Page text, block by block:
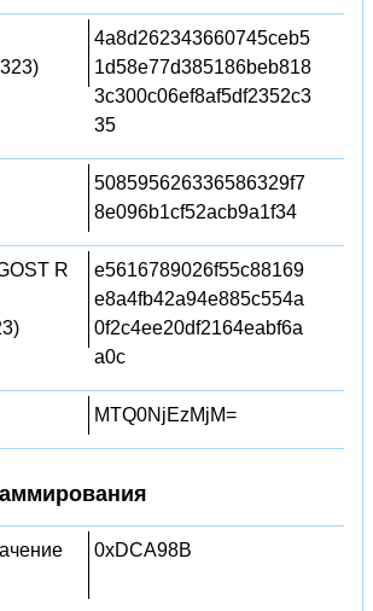
4a8d262343660745ceb5
1d58e77d385186beb818
3c300c06ef8af5df2352c3
35
508595626336586329f7
8e096b1cf52acb9a1f34
R
e5616789026f55c88169
e8a4fb42a94e885c554a
0f2c4ee20df2164eabf6a
a0c
MTQ0NjEzMjM=
0xDCA98B